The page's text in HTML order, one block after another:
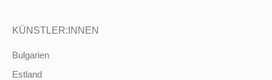
KÜNSTLER:INNEN
Bulgarien
Estland